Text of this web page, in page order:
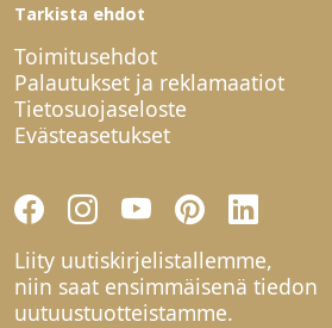
Tarkista ehdot
Toimitusehdot
Palautukset ja reklamaatiot
Tietosuojaseloste
Evästeasetukset
Liity uutiskirjelistallemme,
niin saat ensimmäisenä tiedon
uutuustuotteistamme.